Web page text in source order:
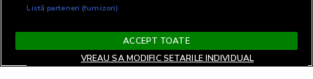
Listă parteneri (furnizori)
ACCEPT TOATE
VREAU SA MODIFIC SETARILE INDIVIDUAL